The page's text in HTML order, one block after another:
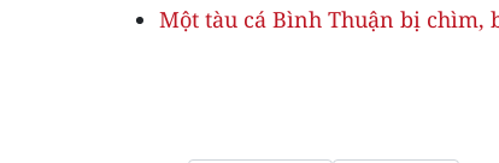
Một tàu cá Bình Thuận bị chìm,